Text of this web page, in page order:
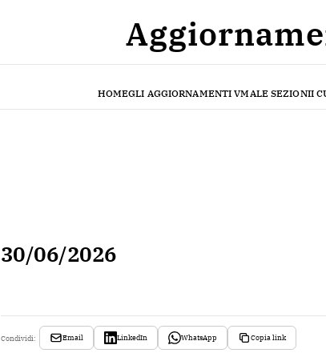
HOMEGLI AGGIORNAMENTI VMALE SEZIONII
30/06/2026
Condividi: Email LinkedIn WhatsApp Copia link